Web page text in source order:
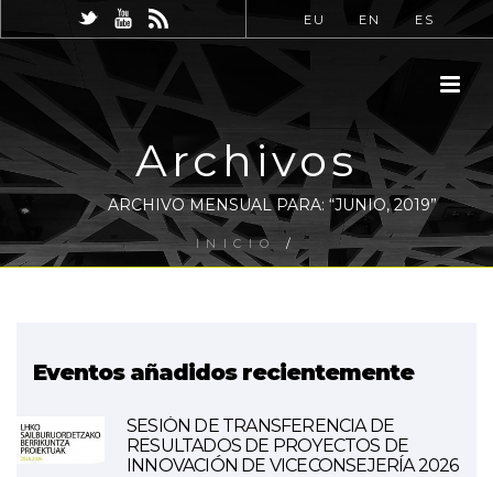
EU EN ES
Archivos
ARCHIVO MENSUAL PARA: “JUNIO, 2019”
INICIO /
Eventos añadidos recientemente
SESIÓN DE TRANSFERENCIA DE
RESULTADOS DE PROYECTOS DE
INNOVACIÓN DE VICECONSEJERÍA 2026